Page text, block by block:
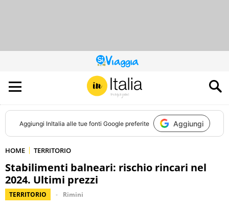
QUESTO
SITO
CONTRIBUISCE
ALL’AUDIENCE
DI
Aggiungi InItalia alle tue fonti Google preferite Aggiungi
HOME TERRITORIO
Stabilimenti balneari: rischio rincari nel
2024. Ultimi prezzi
TERRITORIO Rimini